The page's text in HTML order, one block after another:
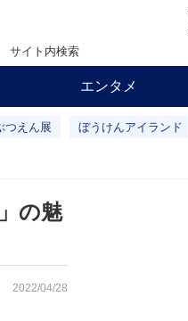
サイト内検索
エンタメ
つえん展 ぼうけんアイランド
の魅
2022/04/28